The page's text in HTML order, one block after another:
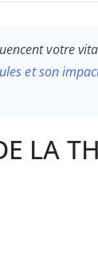
votre
et son
LA